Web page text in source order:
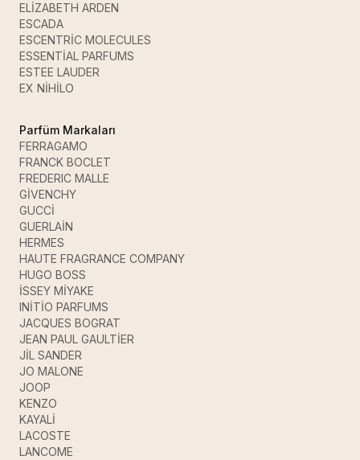
ELİZABETH ARDEN
ESCADA
ESCENTRİC MOLECULES
ESSENTİAL PARFUMS
ESTEE LAUDER
EX NİHİLO
Parfüm Markaları
FERRAGAMO
FRANCK BOCLET
FREDERIC MALLE
GİVENCHY
GUCCİ
GUERLAİN
HERMES
HAUTE FRAGRANCE COMPANY
HUGO BOSS
İSSEY MİYAKE
INİTİO PARFUMS
JACQUES BOGRAT
JEAN PAUL GAULTİER
JİL SANDER
JO MALONE
JOOP
KENZO
KAYALİ
LACOSTE
LANCOME